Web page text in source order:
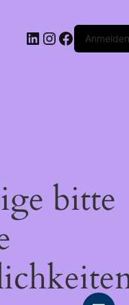
LinkedIn
Instagram
FacebookAnmelden
bitte